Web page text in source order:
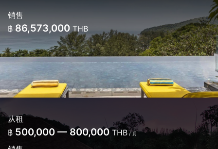
销售
฿ 86,573,000 THB
从租
฿ 500,000 — 800,000 THB / 月